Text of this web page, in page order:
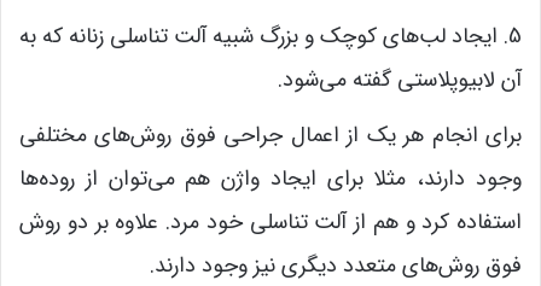
5. ایجاد لب‌های کوچک و بزرگ شبیه آلت تناسلی زنانه که به
آن لابیوپلاستی گفته می‌شود.
برای انجام هر یک از اعمال جراحی فوق روش‌های مختلفی
وجود دارند، مثلا برای ایجاد واژن هم می‌‌توان از روده‌ها
استفاده کرد و هم از آلت تناسلی خود مرد. علاوه بر دو روش
فوق روش‌های متعدد دیگری نیز وجود دارند.